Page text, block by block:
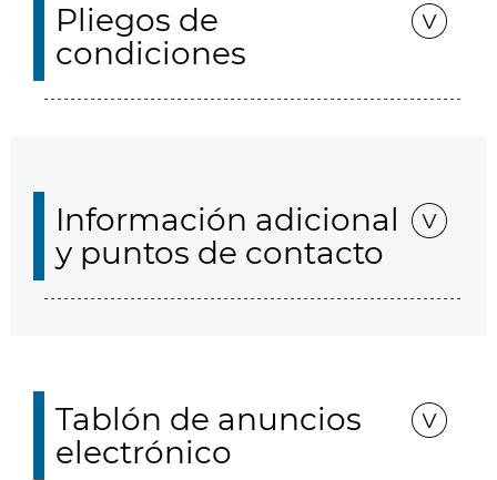
Pliegos de
condiciones
Información adicional
y puntos de contacto
Tablón de anuncios
electrónico